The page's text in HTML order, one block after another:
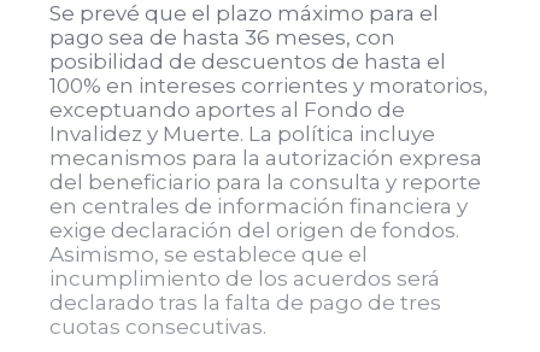
Se prevé que el plazo máximo para el
pago sea de hasta 36 meses, con
posibilidad de descuentos de hasta el
100% en intereses corrientes y moratorios,
exceptuando aportes al Fondo de
Invalidez y Muerte. La política incluye
mecanismos para la autorización expresa
del beneficiario para la consulta y reporte
en centrales de información financiera y
exige declaración del origen de fondos.
Asimismo, se establece que el
incumplimiento de los acuerdos será
declarado tras la falta de pago de tres
cuotas consecutivas.